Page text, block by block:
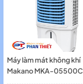
Máy làm mát không khí
Makano MKA-05500C